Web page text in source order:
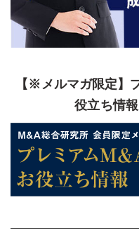
【※メルマガ限定】
役立ち情